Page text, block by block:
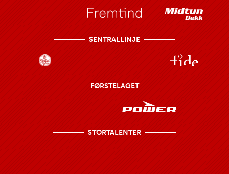
SENTRALLINJE
FØRSTELAGET
STORTALENTER